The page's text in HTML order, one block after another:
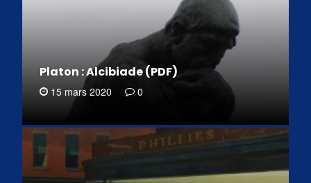
Platon : Alcibiade (PDF)
15 mars 2020 0